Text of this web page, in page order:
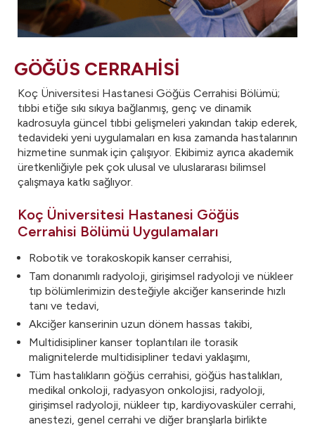
GÖĞÜS CERRAHİSİ
Koç Üniversitesi Hastanesi Göğüs Cerrahisi Bölümü;
tıbbi etiğe sıkı sıkıya bağlanmış, genç ve dinamik
kadrosuyla güncel tıbbi gelişmeleri yakından takip ederek,
tedavideki yeni uygulamaları en kısa zamanda hastalarının
hizmetine sunmak için çalışıyor. Ekibimiz ayrıca akademik
üretkenliğiyle pek çok ulusal ve uluslararası bilimsel
çalışmaya katkı sağlıyor.
Koç Üniversitesi Hastanesi Göğüs
Cerrahisi Bölümü Uygulamaları
Robotik ve torakoskopik kanser cerrahisi,
Tam donanımlı radyoloji, girişimsel radyoloji ve nükleer
tıp bölümlerimizin desteğiyle akciğer kanserinde hızlı
tanı ve tedavi,
Akciğer kanserinin uzun dönem hassas takibi,
Multidisipliner kanser toplantıları ile torasik
malignitelerde multidisipliner tedavi yaklaşımı,
Tüm hastalıkların göğüs cerrahisi, göğüs hastalıkları,
medikal onkoloji, radyasyon onkolojisi, radyoloji,
girişimsel radyoloji, nükleer tıp, kardiyovasküler cerrahi,
anestezi, genel cerrahi ve diğer branşlarla birlikte